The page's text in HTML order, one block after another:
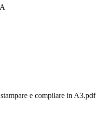
e compilare in A3.pdf